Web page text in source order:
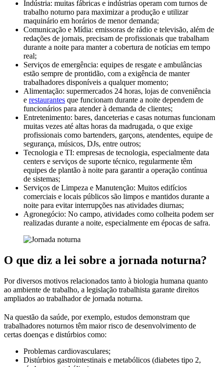
Indústria: muitas fábricas e indústrias operam com turnos de
trabalho noturno para maximizar a produção e utilizar
maquinário em horários de menor demanda;
Comunicação e Mídia: emissoras de rádio e televisão, além de
redações de jornais, precisam de profissionais que trabalham
durante a noite para manter a cobertura de notícias em tempo
real;
Serviços de emergência: equipes de resgate e ambulâncias
estão sempre de prontidão, com a exigência de manter
trabalhadores disponíveis a qualquer momento;
Alimentação: supermercados 24 horas, lojas de conveniência
e restaurantes que funcionam durante a noite dependem de
funcionários para atender à demanda de clientes;
Entretenimento: bares, danceterias e casas noturnas funcionam
muitas vezes até altas horas da madrugada, o que exige
profissionais como bartenders, garçons, atendentes, equipe de
segurança, músicos, DJs, entre outros;
Tecnologia e TI: empresas de tecnologia, especialmente data
centers e serviços de suporte técnico, regularmente têm
equipes de plantão à noite para garantir a operação contínua
de sistemas;
Serviços de Limpeza e Manutenção: Muitos edifícios
comerciais e locais públicos são limpos e mantidos durante a
noite para evitar interrupções nas atividades diurnas;
Agronegócio: No campo, atividades como colheita podem ser
realizadas durante a noite, especialmente em épocas de safra.
O que diz a lei sobre a jornada noturna?
Por diversos motivos relacionados tanto à biologia humana quanto
ao ambiente de trabalho, a legislação trabalhista garante direitos
ampliados ao trabalhador de jornada noturna.
Na questão da saúde, por exemplo, estudos demonstram que
trabalhadores noturnos têm maior risco de desenvolvimento de
certas doenças e distúrbios como:
Problemas cardiovasculares;
Distúrbios gastrointestinais e metabólicos (diabetes tipo 2,